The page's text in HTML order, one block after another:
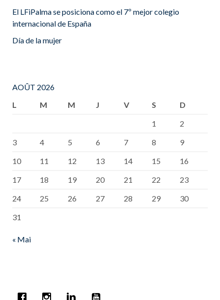
El LFiPalma se posiciona como el 7º mejor colegio
internacional de España
Día de la mujer
AOÛT 2026
L
M M J V S
D
1
2
3
4 5 6 7 8
9
10
11 12 13 14 15
16
17
18 19 20 21 22
23
24
25 26 27 28 29
30
31
« Mai